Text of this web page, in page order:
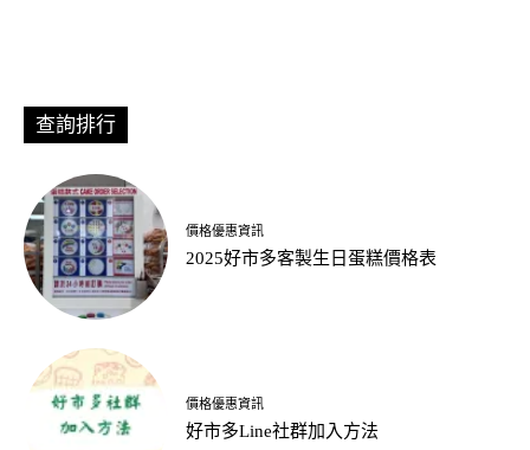
查詢排行
價格優惠資訊
2025好市多客製生日蛋糕價格表
價格優惠資訊
好市多Line社群加入方法